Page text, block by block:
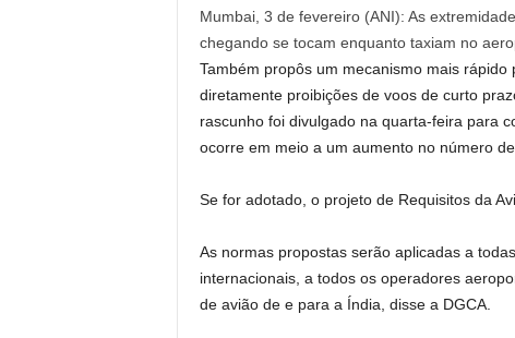
Mumbai, 3 de fevereiro (ANI): As
chegando se tocam enquanto taxiam no
Também propôs um mecanismo mais
diretamente proibições de voos de curto
rascunho foi divulgado na quarta-feira para
ocorre em meio a um aumento no número
Se for adotado, o projeto de Requisitos da
As normas propostas serão aplicadas a
internacionais, a todos os operadores
de avião de e para a Índia, disse a DGCA.